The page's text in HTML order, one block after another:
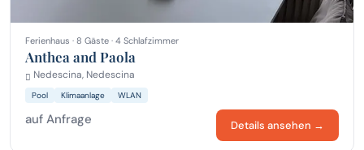
Ferienhaus · 8 Gäste · 4 Schlafzimmer
Anthea and Paola
Nedescina, Nedescina
Pool Klimaanlage WLAN
auf Anfrage Details ansehen →